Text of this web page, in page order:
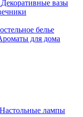
Декоративные вазы
белье
для дома
Настольные лампы